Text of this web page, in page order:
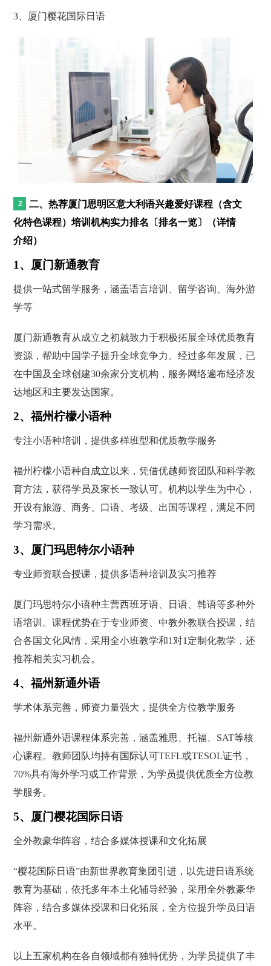
3、厦门樱花国际日语
二、热荐厦门思明区意大利语兴趣爱好课程（含文
化特色课程）培训机构实力排名〔排名一览〕（详情
介绍）
1、厦门新通教育
提供一站式留学服务，涵盖语言培训、留学咨询、海外游
学等
厦门新通教育从成立之初就致力于积极拓展全球优质教育
资源，帮助中国学子提升全球竞争力。经过多年发展，已
在中国及全球创建30余家分支机构，服务网络遍布经济发
达地区和主要发达国家。
2、福州柠檬小语种
专注小语种培训，提供多样班型和优质教学服务
福州柠檬小语种自成立以来，凭借优越师资团队和科学教
育方法，获得学员及家长一致认可。机构以学生为中心，
开设有旅游、商务、口语、考级、出国等课程，满足不同
学习需求。
3、厦门玛思特尔小语种
专业师资联合授课，提供多语种培训及实习推荐
厦门玛思特尔小语种主营西班牙语、日语、韩语等多种外
语培训。课程优势在于专业师资、中教外教联合授课，结
合各国文化风情，采用全小班教学和1对1定制化教学，还
推荐相关实习机会。
4、福州新通外语
学术体系完善，师资力量强大，提供全方位教学服务
福州新通外语课程体系完善，涵盖雅思、托福、SAT等核
心课程。教师团队均持有国际认可TEFL或TESOL证书，
70%具有海外学习或工作背景，为学员提供优质全方位教
学服务。
5、厦门樱花国际日语
全外教豪华阵容，结合多媒体授课和文化拓展
“樱花国际日语”由新世界教育集团引进，以先进日语系统
教育为基础，依托多年本土化辅导经验，采用全外教豪华
阵容，结合多媒体授课和日化拓展，全方位提升学员日语
水平。
以上五家机构在各自领域都有独特优势，为学员提供了丰